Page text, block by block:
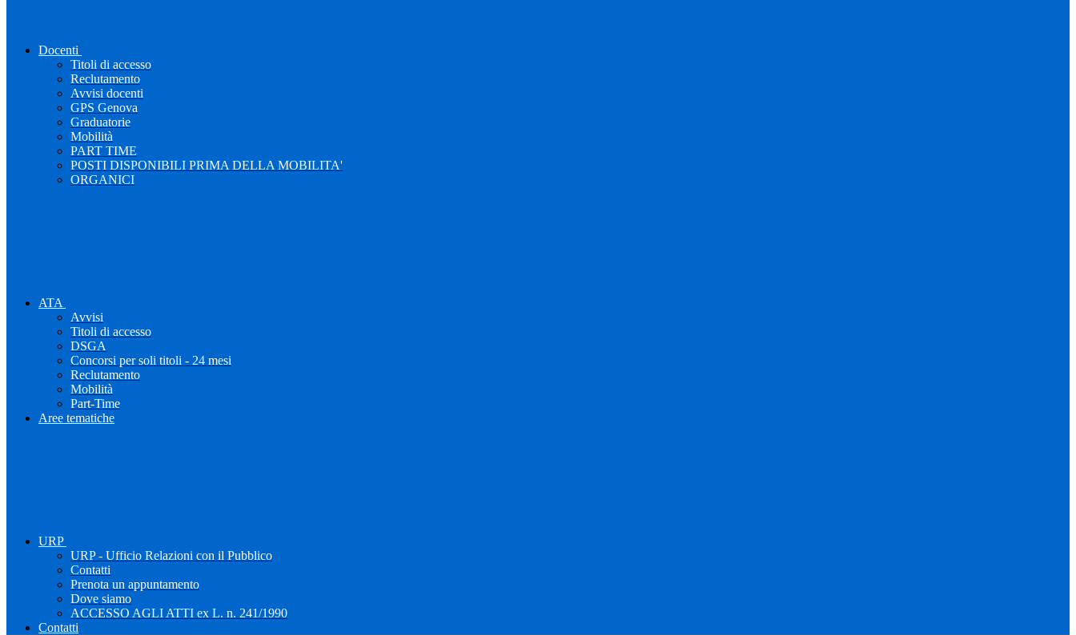
Docenti
Titoli di accesso
Reclutamento
Avvisi docenti
GPS Genova
Graduatorie
Mobilità
PART TIME
POSTI DISPONIBILI PRIMA DELLA MOBILITA'
ORGANICI
ATA
Avvisi
Titoli di accesso
DSGA
Concorsi per soli titoli - 24 mesi
Reclutamento
Mobilità
Part-Time
Aree tematiche
URP
URP - Ufficio Relazioni con il Pubblico
Contatti
Prenota un appuntamento
Dove siamo
ACCESSO AGLI ATTI ex L. n. 241/1990
Contatti